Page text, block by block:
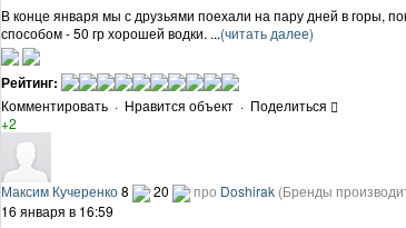
В конце января мы с друзьями поехали на пару дней в горы,
способом - 50 гр хорошей водки. ...(читать далее)
Рейтинг:
Комментировать · Нравится объект · Поделиться
+2
Максим Кучеренко8 20 про Doshirak (Бренды
16 января в 16:59